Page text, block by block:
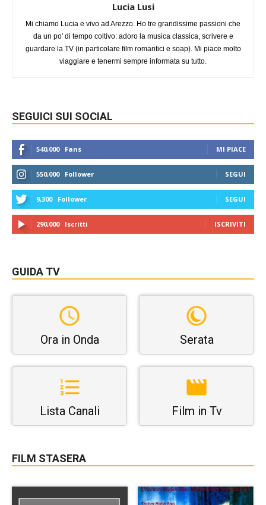
Lucia Lusi
Mi chiamo Lucia e vivo ad Arezzo. Ho tre grandissime passioni che
da un po' di tempo coltivo: adoro la musica classica, scrivere e
guardare la TV (in particolare film romantici e soap). Mi piace molto
viaggiare e tenermi sempre informata su tutto.
SEGUICI SUI SOCIAL
540,000 Fans MI PIACE
550,000 Follower SEGUI
9,300 Follower SEGUI
290,000 Iscritti ISCRIVITI
GUIDA TV
Ora in Onda Serata
Lista Canali Film in Tv
FILM STASERA